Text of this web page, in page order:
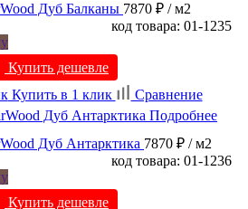
Дуб Балканы 7870 ₽ / м2
код товара: 01-1235
Купить дешевле
Купить в 1 клик
Сравнение
Подробнее
Дуб Антарктика 7870 ₽ / м2
код товара: 01-1236
Купить дешевле